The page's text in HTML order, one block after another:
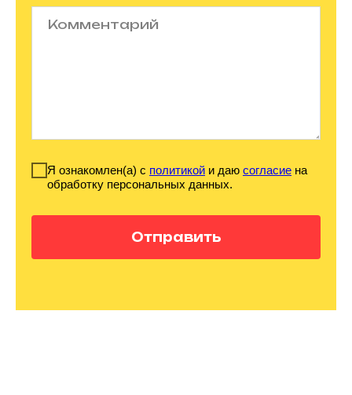
Я ознакомлен(а) с политикой и даю согласие на
обработку персональных данных.
Отправить